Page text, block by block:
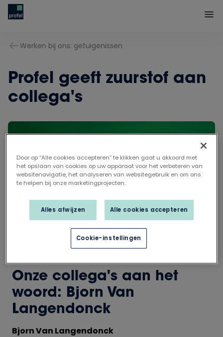
Werken bij ons: getuigenissen
Profel geeft zuurstof aan
collega's
Onze collega's aan het
woord: Bjorn Van
Langendonck
Bjorn Van Langendonck
Door op “Alle cookies accepteren” te klikken gaat u akkoord met
het opslaan van cookies op uw apparaat voor het verbeteren van
websitenavigatie, het analyseren van websitegebruik en om ons
te helpen bij onze marketingprojecten.
Alles afwijzen Alle cookies accepteren
Cookie-instellingen